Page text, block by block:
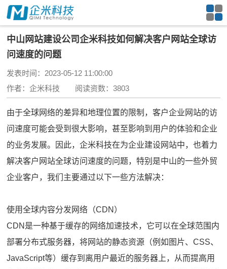
中山网站建设公司企米科技如何解决客户网站全球访
问速度的问题
发表时间：2023-05-12 11:00:00
作者：企米科技 阅读资数：3803
由于全球网络的差异和地理位置的限制，客户企业网站的访
问速度可能会受到很大影响，甚至影响到用户的体验和企业
的业务发展。因此，企米科技在为企业建设网站中，也着力
解决客户网站全球访问速度的问题，特别是中山的一些外贸
企业客户，我们主要通过以下一些方法解决：
使用全球内容分发网络（CDN）
CDN是一种基于缓存的网络加速技术，它可以在全球范围内
部署分布式服务器，将网站的静态资源（例如图片、CSS、
JavaScript等）缓存到离用户最近的服务器上，从而提高用